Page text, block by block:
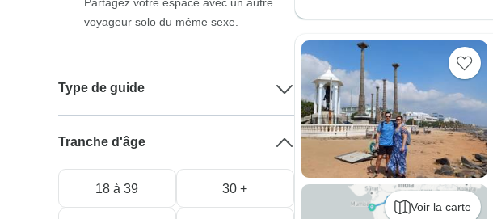
Voir la carte
voyageur solo du même sexe.
Type de guide
Tranche d'âge
18 à 39 30 +